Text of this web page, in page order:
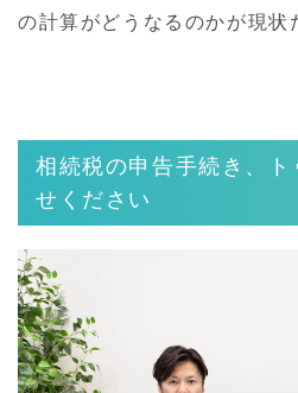
の計算がどうなるのかが現状
相続税の申告手続き、
せください